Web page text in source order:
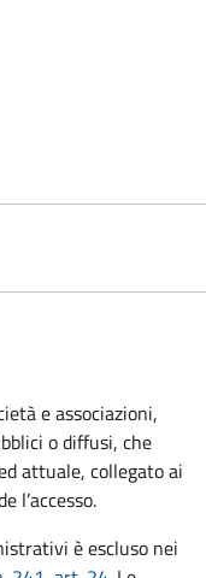
e associazioni,
o diffusi, che
attuale, collegato ai
l’accesso.
è escluso nei